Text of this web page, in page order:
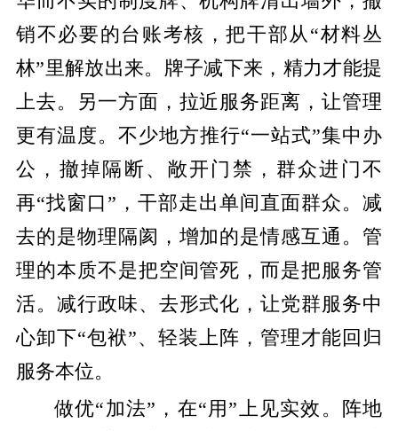
销不必要的台账考核，把干部从“材料丛
林”里解放出来。牌子减下来，精力才能提
上去。另一方面，拉近服务距离，让管理
更有温度。不少地方推行“一站式”集中办
公，撤掉隔断、敞开门禁，群众进门不
再“找窗口”，干部走出单间直面群众。减
去的是物理隔阂，增加的是情感互通。管
理的本质不是把空间管死，而是把服务管
活。减行政味、去形式化，让党群服务中
心卸下“包袱”、轻装上阵，管理才能回归
服务本位。
做优“加法”，在“用”上见实效。阵地